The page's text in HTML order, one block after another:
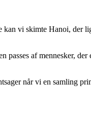
vi skimte Hanoi, der
af mennesker,
når vi en samling